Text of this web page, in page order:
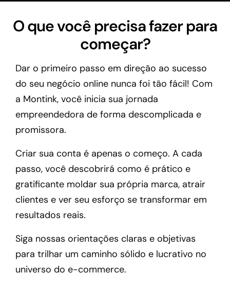
O que você precisa fazer para
começar?
Dar o primeiro passo em direção ao sucesso
do seu negócio online nunca foi tão fácil! Com
a Montink, você inicia sua jornada
empreendedora de forma descomplicada e
promissora.
Criar sua conta é apenas o começo. A cada
passo, você descobrirá como é prático e
gratificante moldar sua própria marca, atrair
clientes e ver seu esforço se transformar em
resultados reais.
Siga nossas orientações claras e objetivas
para trilhar um caminho sólido e lucrativo no
universo do e-commerce.